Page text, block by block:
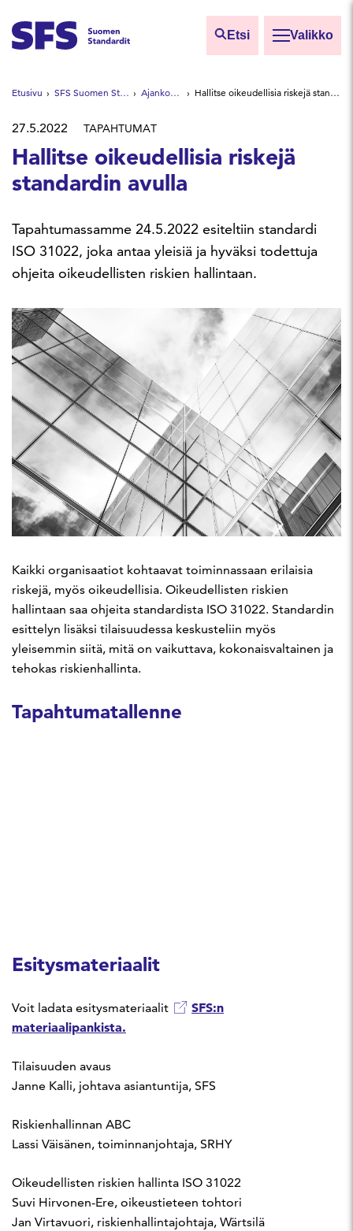
Etsi Valikko
Etsi sivuilta
Hae hakutermillä
Etusivu SFS Suomen Standardit Ajankohtaista Hallitse oikeudellisia riskejä standardin avulla
27.5.2022 TAPAHTUMAT
Hallitse oikeudellisia riskejä
standardin avulla
Tapahtumassamme 24.5.2022 esiteltiin standardi
ISO 31022, joka antaa yleisiä ja hyväksi todettuja
ohjeita oikeudellisten riskien hallintaan.
Kaikki organisaatiot kohtaavat toiminnassaan erilaisia
riskejä, myös oikeudellisia. Oikeudellisten riskien
hallintaan saa ohjeita standardista ISO 31022. Standardin
esittelyn lisäksi tilaisuudessa keskusteliin myös
yleisemmin siitä, mitä on vaikuttava, kokonaisvaltainen ja
tehokas riskienhallinta.
Tapahtumatallenne
Esitysmateriaalit
Voit ladata esitysmateriaalit
SFS:n
materiaalipankista.
Tilaisuuden avaus
Janne Kalli, johtava asiantuntija, SFS
Riskienhallinnan ABC
Lassi Väisänen, toiminnanjohtaja, SRHY
Oikeudellisten riskien hallinta ISO 31022
Suvi Hirvonen-Ere, oikeustieteen tohtori
Jan Virtavuori, riskienhallintajohtaja, Wärtsilä